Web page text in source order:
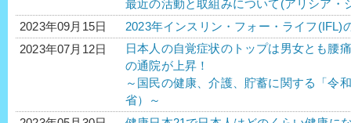
最近の活動と取組みについて(アリシア・
2023年09月15日
2023年インスリン・フォー・ライフ(IFL)
2023年07月12日
日本人の自覚症状のトップは男女とも腰
の通院が上昇！
～国民の健康、介護、貯蓄に関する「令
省）～